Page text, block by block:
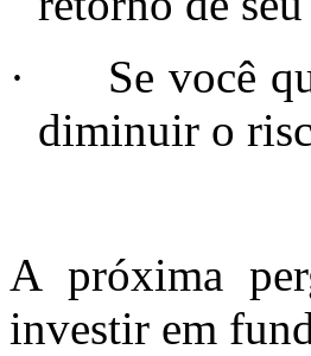
·
Se você
diminuir o
A próxima
investir em